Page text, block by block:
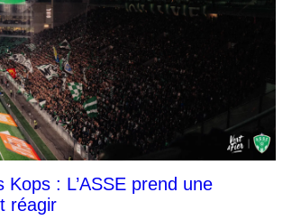
Kops : L’ASSE prend une
réagir